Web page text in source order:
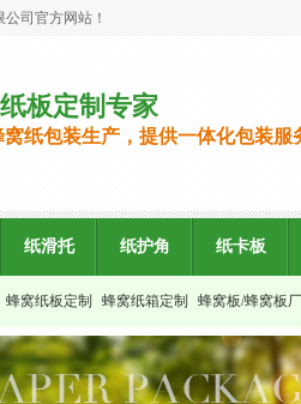
司官方网站！
板定制专家
窝纸包装生产，提供一体化包装服
纸滑托 纸护角 纸卡板
蜂窝纸板定制 蜂窝纸箱定制 蜂窝板/蜂窝板